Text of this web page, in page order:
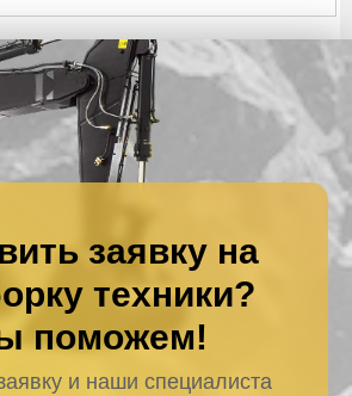
заявку на
техники?
поможем!
и наши специалиста